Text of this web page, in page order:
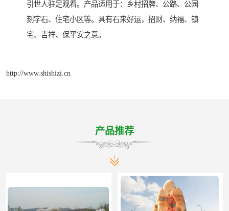
引世人驻足观看。产品适用于：乡村招牌、公路、公园
刻字石、住宅小区等。具有石来好运，招财、纳福、镇
宅、吉祥、保平安之意。
http://www.shishizi.cn
产品推荐